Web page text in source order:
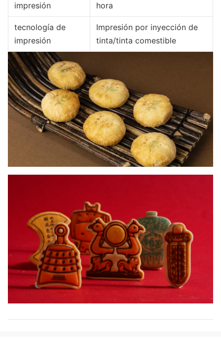
impresión
hora
tecnología de
impresión
Impresión por inyección de
tinta/tinta comestible